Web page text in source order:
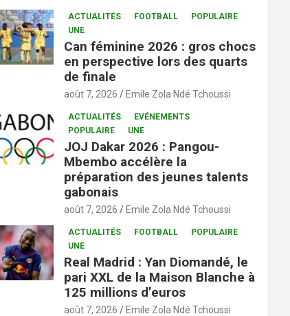
ACTUALITÉS FOOTBALL
POPULAIRE
UNE
Can féminine 2026 : gros chocs
en perspective lors des quarts
de finale
août 7, 2026 Emile Zola Ndé Tchoussi
ACTUALITÉS
EVÉNEMENTS
POPULAIRE
UNE
JOJ Dakar 2026 : Pangou-
Mbembo accélère la
préparation des jeunes talents
gabonais
août 7, 2026 Emile Zola Ndé Tchoussi
ACTUALITÉS FOOTBALL
POPULAIRE
UNE
Real Madrid : Yan Diomandé, le
pari XXL de la Maison Blanche à
125 millions d’euros
août 7, 2026 Emile Zola Ndé Tchoussi